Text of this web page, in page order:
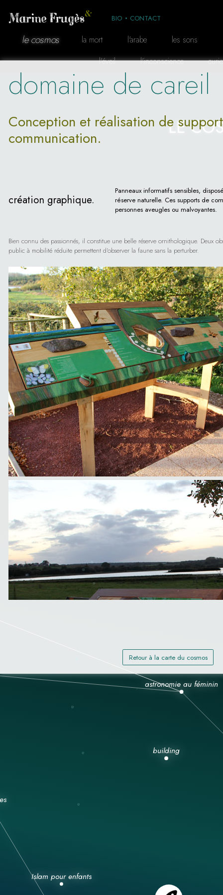
BIO CONTACT
le cosmos la mort l'arabe les sons
l'éveil
l'inconscience
LE
domaine de careil
Conception et réalisation de
communication.
création graphique.
Panneaux informatifs sensibles,
réserve naturelle. Ces supports de
personnes aveugles ou malvoyantes.
Bien connu des passionnés, il constitue une belle réserve ornithologique. Deux
public à mobilité réduite permettent d’observer la faune sans la perturber.
Retour à la carte du cosmos